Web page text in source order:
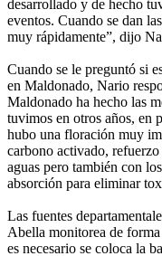
desarrollado y de hecho
eventos. Cuando se dan
muy rápidamente”, dijo
Cuando se le preguntó si
en Maldonado, Nario
Maldonado ha hecho las
tuvimos en otros años, en
hubo una floración muy
carbono activado,
aguas pero también con
absorción para eliminar
Las fuentes
Abella monitorea de
es necesario se coloca la